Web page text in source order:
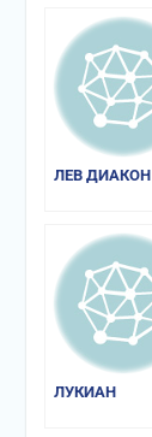
ЛЕВ ДИАКОН
ЛУКИАН